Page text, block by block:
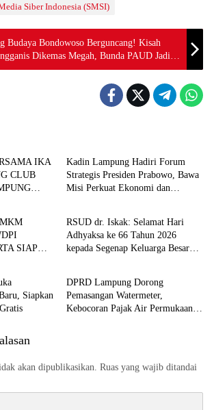
Siber Indonesia (SMSI)
Budaya Bondowoso Berguncang! Kisah
Dikemas Megah, Bunda PAUD Jadi
IKA
CLUB
Kadin Lampung Hadiri Forum
Strategis Presiden Prabowo, Bawa
Misi Perkuat Ekonomi dan
SIAP
Berita
RSUD dr. Iskak: Selamat Hari
Adhyaksa ke 66 Tahun 2026
kepada Segenap Keluarga Besar
Siapkan
Berita
DPRD Lampung Dorong
Pemasangan Watermeter,
Kebocoran Pajak Air Permukaan
akan dipublikasikan. Ruas yang wajib ditandai